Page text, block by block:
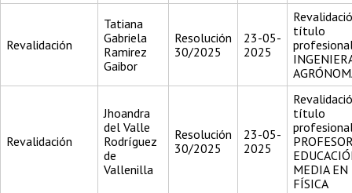
Revalidación
Tatiana
Gabriela
Ramirez
Gaibor
Resolución
30/2025
23-05-
2025
título
Revalidación
Jhoandra
del Valle
Rodríguez
de
Vallenilla
Resolución
30/2025
23-05-
2025
título
MEDIA EN
FÍSICA